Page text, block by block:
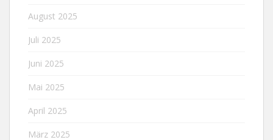
August 2025
Juli 2025
Juni 2025
Mai 2025
April 2025
März 2025